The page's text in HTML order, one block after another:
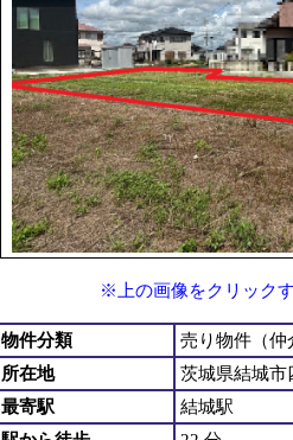
※上の画像をクリック
物件分類
売り物件（仲
所在地
茨城県結城
最寄駅
結城駅